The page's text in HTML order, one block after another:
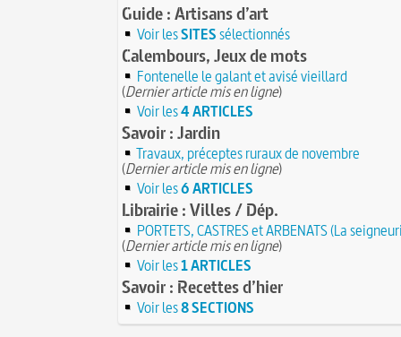
Guide : Artisans d’art
Voir lesSITESsélectionnés
Calembours, Jeux de mots
Fontenelle le galant et avisé vieillard
(Dernier article mis en ligne)
Voir les4 ARTICLES
Savoir : Jardin
Travaux, préceptes ruraux de novembre
(Dernier article mis en ligne)
Voir les6 ARTICLES
Librairie : Villes / Dép.
PORTETS, CASTRES et ARBENATS (La
(Dernier article mis en ligne)
Voir les1 ARTICLES
Savoir : Recettes d’hier
Voir les8 SECTIONS